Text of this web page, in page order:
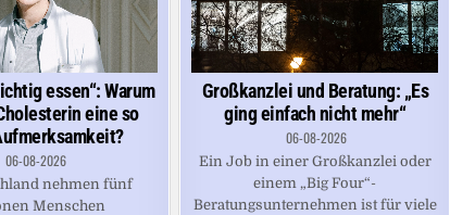
essen“: Warum
eine so
06-08-2026
nehmen fünf
Menschen
Großkanzlei und Beratung: „Es
ging einfach nicht mehr“
06-08-2026
Ein Job in einer Großkanzlei oder
einem „Big Four“-
Beratungsunternehmen ist für viele